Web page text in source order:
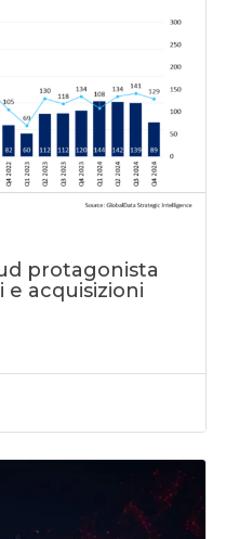
protagonista
acquisizioni